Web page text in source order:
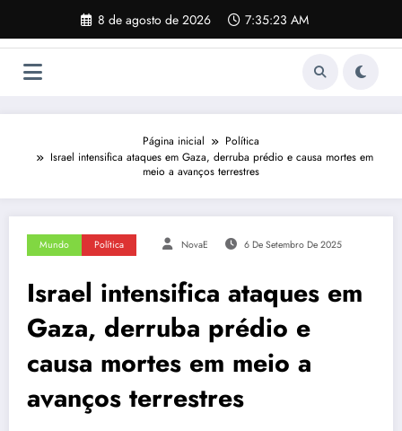
o
8 de agosto de 2026 7:35:24 AM
Página inicial
Política
Israel intensifica ataques em Gaza, derruba prédio e causa mortes em
meio a avanços terrestres
Mundo Política NovaE 6 De Setembro De 2025
Israel intensifica ataques em
Gaza, derruba prédio e
causa mortes em meio a
avanços terrestres